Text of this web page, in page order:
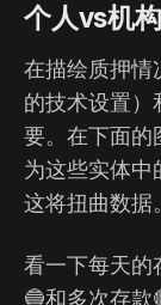
个人vs机
在描绘质押情
的技术设置）
要。在下面的
为这些实体中
这将扭曲数据。
看一下每天的
🔵和多次存款